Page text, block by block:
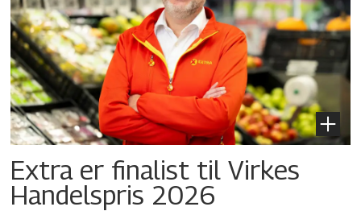
Extra er finalist til Virkes
Handelspris 2026